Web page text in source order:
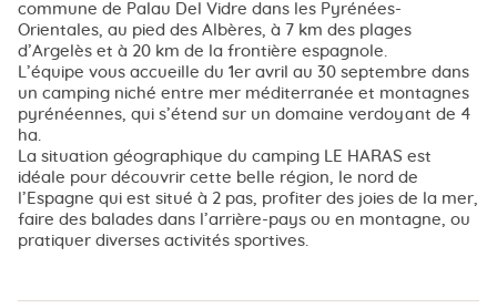
commune de Palau Del Vidre dans les Pyrénées-
Orientales, au pied des Albères, à 7 km des plages
d’Argelès et à 20 km de la frontière espagnole.
L’équipe vous accueille du 1er avril au 30 septembre dans
un camping niché entre mer méditerranée et montagnes
pyrénéennes, qui s’étend sur un domaine verdoyant de 4
ha.
La situation géographique du camping LE HARAS est
idéale pour découvrir cette belle région, le nord de
l’Espagne qui est situé à 2 pas, profiter des joies de la mer,
faire des balades dans l’arrière-pays ou en montagne, ou
pratiquer diverses activités sportives.